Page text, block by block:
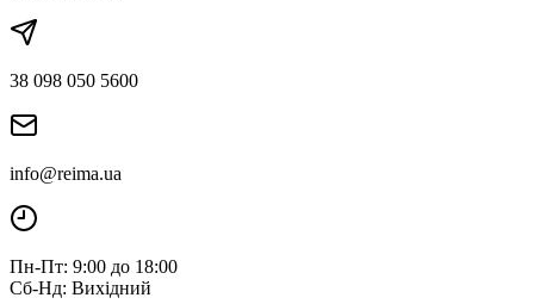
38 098 050 5600
info@reima.ua
Пн-Пт: 9:00 до 18:00
Сб-Нд: Вихідний